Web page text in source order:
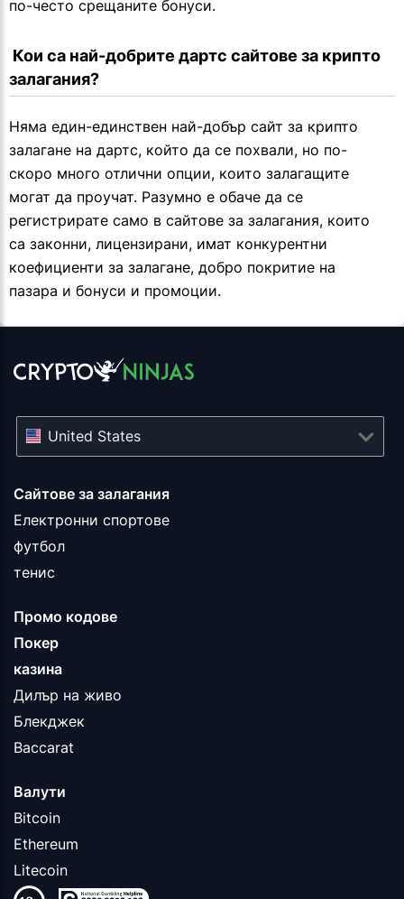
по-често срещаните бонуси.
залагания?
Няма един-единствен най-добър сайт за крипто
залагане на дартс, който да се похвали, но по-
скоро много отлични опции, които залагащите
могат да проучат. Разумно е обаче да се
регистрирате само в сайтове за залагания, които
са законни, лицензирани, имат конкурентни
коефициенти за залагане, добро покритие на
пазара и бонуси и промоции.
Сайтове за залагания
Електронни спортове
футбол
тенис
Промо кодове
Покер
казина
Дилър на живо
Блекджек
Baccarat
Валути
Bitcoin
Ethereum
Litecoin
United States